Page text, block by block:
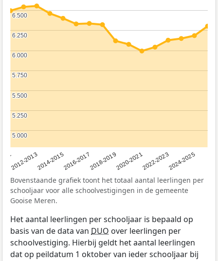
2012-20132014-20152016-20172018-20192020-20212022-20232024-2025
5.000
5.000
5.250
5.250
5.500
5.500
5.750
5.750
6.000
6.000
6.250
6.250
6.500
6.500
Bovenstaande grafiek toont het totaal aantal leerlingen per
schooljaar voor alle schoolvestigingen in de gemeente
Gooise Meren.
Het aantal leerlingen per schooljaar is bepaald op
basis van de data van DUO over leerlingen per
schoolvestiging. Hierbij geldt het aantal leerlingen
dat op peildatum 1 oktober van ieder schooljaar bij